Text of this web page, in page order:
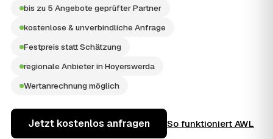
bis zu 5 Angebote geprüfter Partner
kostenlose & unverbindliche Anfrage
Festpreis statt Schätzung
regionale Anbieter in Hoyerswerda
Wertanrechnung möglich
Jetzt kostenlos anfragen So funktioniert AWL